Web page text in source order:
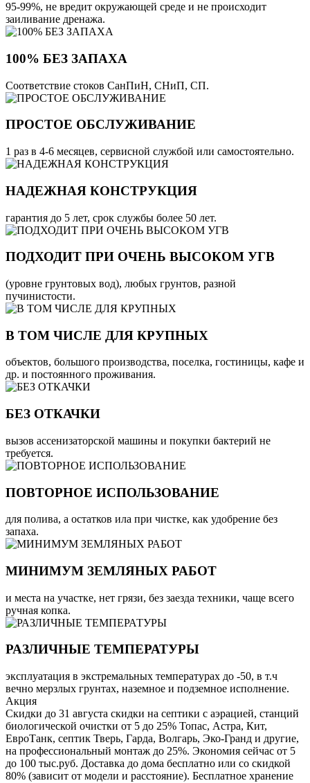
95-99%, не вредит окружающей среде и не происходит
заиливание дренажа.
100% БЕЗ ЗАПАХА
Соответствие стоков СанПиН, СНиП, СП.
ПРОСТОЕ ОБСЛУЖИВАНИЕ
1 раз в 4-6 месяцев, сервисной службой или самостоятельно.
НАДЕЖНАЯ КОНСТРУКЦИЯ
гарантия до 5 лет, срок службы более 50 лет.
ПОДХОДИТ ПРИ ОЧЕНЬ ВЫСОКОМ УГВ
(уровне грунтовых вод), любых грунтов, разной
пучинистости.
В ТОМ ЧИСЛЕ ДЛЯ КРУПНЫХ
объектов, большого производства, поселка, гостиницы, кафе и
др. и постоянного проживания.
БЕЗ ОТКАЧКИ
вызов ассенизаторской машины и покупки бактерий не
требуется.
ПОВТОРНОЕ ИСПОЛЬЗОВАНИЕ
для полива, а остатков ила при чистке, как удобрение без
запаха.
МИНИМУМ ЗЕМЛЯНЫХ РАБОТ
и места на участке, нет грязи, без заезда техники, чаще всего
ручная копка.
РАЗЛИЧНЫЕ ТЕМПЕРАТУРЫ
эксплуатация в экстремальных температурах до -50, в т.ч
вечно мерзлых грунтах, наземное и подземное исполнение.
Акция
Скидки до 31 августа скидки на септики с аэрацией, станций
биологической очистки от 5 до 25% Топас, Астра, Кит,
ЕвроТанк, септик Тверь, Гарда, Волгарь, Эко-Гранд и другие,
на профессиональный монтаж до 25%. Экономия сейчас от 5
до 100 тыс.руб. Доставка до дома бесплатно или со скидкой
80% (зависит от модели и расстояние). Бесплатное хранение